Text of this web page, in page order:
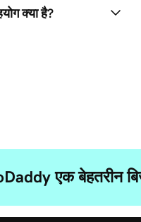
क्या है?
एक बेहतरीन